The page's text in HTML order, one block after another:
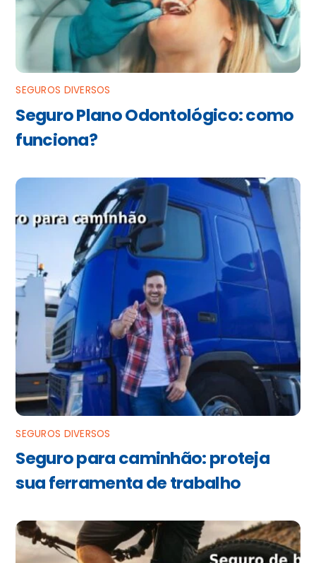
SEGUROS DIVERSOS
Seguro Plano Odontológico: como
funciona?
SEGUROS DIVERSOS
Seguro para caminhão: proteja
sua ferramenta de trabalho